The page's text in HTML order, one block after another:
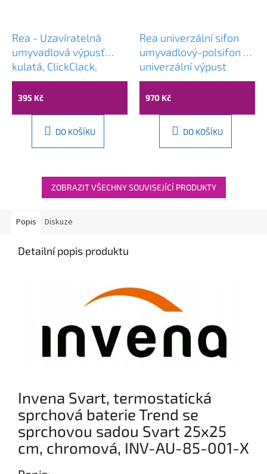
Rea - Uzavíratelná
umyvadlová výpusť
kulatá, ClickClack,
univerzální, chromová,
REA-A5217
395 Kč
DO KOŠÍKU
Rea univerzální sifon
umyvadlový-polsifon +
univerzální výpust
umyvadlová, Chromová,
REA-A5693
970 Kč
DO KOŠÍKU
ZOBRAZIT VŠECHNY SOUVISEJÍCÍ PRODUKTY
Popis Diskuze
Detailní popis produktu
Invena Svart, termostatická
sprchová baterie Trend se
sprchovou sadou Svart 25x25
cm, chromová, INV-AU-85-001-X